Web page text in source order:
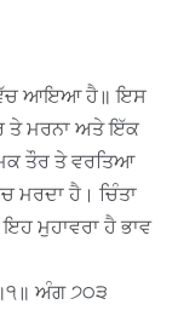
ਵਿੱਚ ਆਇਆ ਹੈ॥ ਇਸ
ਤੇ ਮਰਨਾ ਅਤੇ ਇੱਕ
ਤੌਰ ਤੇ ਵਰਤਿਆ
ਮਰਦਾ ਹੈ। ਚਿੰਤਾ
ਮੁਹਾਵਰਾ ਹੈ ਭਾਵ
॥੧॥ ਅੰਗ ੭੦੩